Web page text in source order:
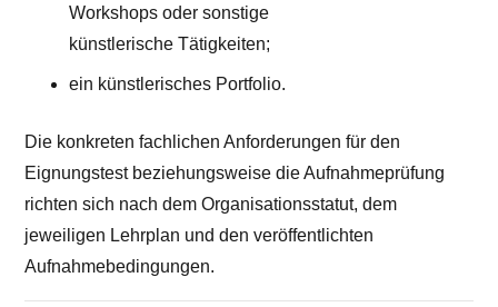
Workshops oder sonstige
künstlerische Tätigkeiten;
ein künstlerisches Portfolio.
Die konkreten fachlichen Anforderungen für den
Eignungstest beziehungsweise die Aufnahmeprüfung
richten sich nach dem Organisationsstatut, dem
jeweiligen Lehrplan und den veröffentlichten
Aufnahmebedingungen.